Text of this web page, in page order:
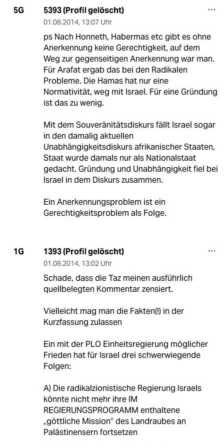
5G 5393 (Profil gelöscht)
01.08.2014, 13:07 Uhr
ps Nach Honneth, Habermas etc gibt es ohne
Anerkennung keine Gerechtigkeit, auf dem
Weg zur gegenseitigen Anerkennung war man.
Für Arafat ergab das bei den Radikalen
Probleme. Die Hamas hat nur eine
Normativität, weg mit Israel. Für eine Gründung
ist das zu wenig.
Mit dem Souveränitätsdiskurs fällt Israel sogar
in den damalig aktuellen
Unabhängigkeitsdiskurs afrikanischer Staaten,
Staat wurde damals nur als Nationalstaat
gedacht. Gründung und Unabhängigkeit fiel bei
Israel in dem Diskurs zusammen.
Ein Anerkennungsproblem ist ein
Gerechtigkeitsproblem als Folge.
1G 1393 (Profil gelöscht)
01.08.2014, 13:02 Uhr
Schade, dass die Taz meinen ausführlich
quellbelegten Kommentar zensiert.
Vielleicht mag man die Fakten(!) in der
Kurzfassung zulassen
Ein mit der PLO Einheitsregierung möglicher
Frieden hat für Israel drei schwerwiegende
Folgen:
A) Die radikalzionistische Regierung Israels
könnte nicht mehr ihre IM
REGIERUNGSPROGRAMM enthaltene
„göttliche Mission“ des Landraubes an
Palästinensern fortsetzen